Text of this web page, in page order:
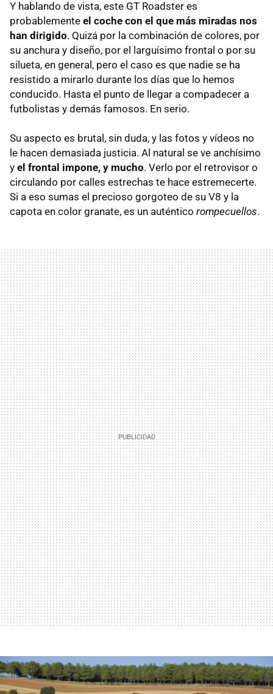
Y hablando de vista, este GT Roadster es
probablemente el coche con el que más miradas nos
han dirigido. Quizá por la combinación de colores, por
su anchura y diseño, por el larguísimo frontal o por su
silueta, en general, pero el caso es que nadie se ha
resistido a mirarlo durante los días que lo hemos
conducido. Hasta el punto de llegar a compadecer a
futbolistas y demás famosos. En serio.
Su aspecto es brutal, sin duda, y las fotos y vídeos no
le hacen demasiada justicia. Al natural se ve anchísimo
y el frontal impone, y mucho. Verlo por el retrovisor o
circulando por calles estrechas te hace estremecerte.
Si a eso sumas el precioso gorgoteo de su V8 y la
capota en color granate, es un auténtico rompecuellos.